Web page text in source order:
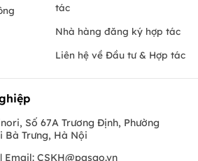
tác
Nhà hàng đăng ký hợp tác
Liên hệ về Đầu tư & Hợp tác
Số 67A Trương Định, Phường
Bà Trưng, Hà Nội
Email: CSKH@pasgo.vn